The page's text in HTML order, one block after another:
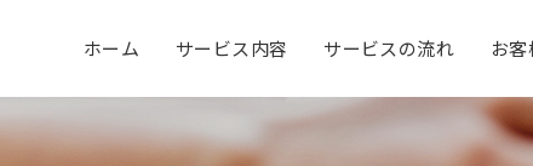
ホーム サービス内容 サービスの流れ お